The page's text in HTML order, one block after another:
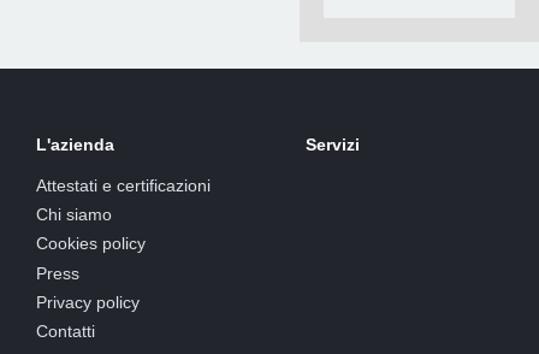
L'azienda
Attestati e certificazioni
Chi siamo
Cookies policy
Press
Privacy policy
Contatti
Servizi